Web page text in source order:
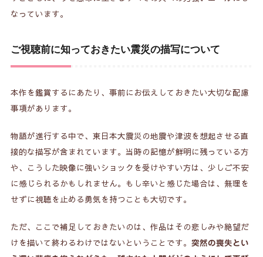
なっています。
ご視聴前に知っておきたい震災の描写について
本作を鑑賞するにあたり、事前にお伝えしておきたい大切な配慮
事項があります。
物語が進行する中で、東日本大震災の地震や津波を想起させる直
接的な描写が含まれています。当時の記憶が鮮明に残っている方
や、こうした映像に強いショックを受けやすい方は、少しご不安
に感じられるかもしれません。もし辛いと感じた場合は、無理を
せずに視聴を止める勇気を持つことも大切です。
ただ、ここで補足しておきたいのは、作品はその悲しみや絶望だ
けを描いて終わるわけではないということです。
突然の喪失とい